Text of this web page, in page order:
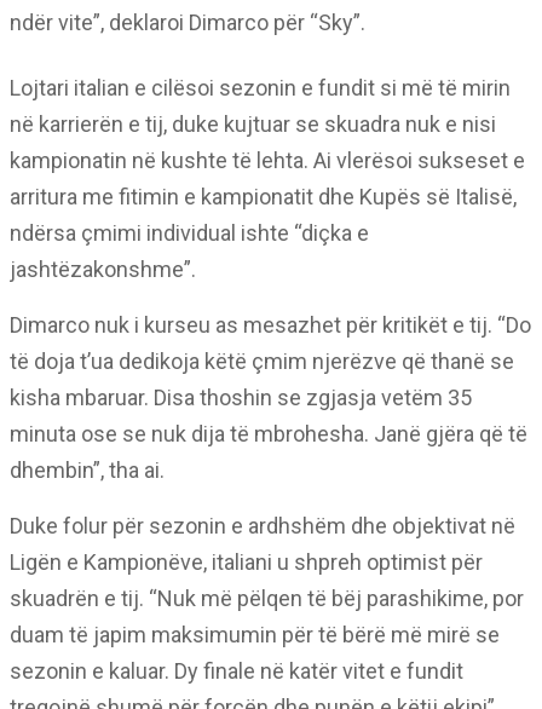
ndër vite”, deklaroi Dimarco për “Sky”.
Lojtari italian e cilësoi sezonin e fundit si më të mirin
në karrierën e tij, duke kujtuar se skuadra nuk e nisi
kampionatin në kushte të lehta. Ai vlerësoi sukseset e
arritura me fitimin e kampionatit dhe Kupës së Italisë,
ndërsa çmimi individual ishte “diçka e
jashtëzakonshme”.
Dimarco nuk i kurseu as mesazhet për kritikët e tij. “Do
të doja t’ua dedikoja këtë çmim njerëzve që thanë se
kisha mbaruar. Disa thoshin se zgjasja vetëm 35
minuta ose se nuk dija të mbrohesha. Janë gjëra që të
dhembin”, tha ai.
Duke folur për sezonin e ardhshëm dhe objektivat në
Ligën e Kampionëve, italiani u shpreh optimist për
skuadrën e tij. “Nuk më pëlqen të bëj parashikime, por
duam të japim maksimumin për të bërë më mirë se
sezonin e kaluar. Dy finale në katër vitet e fundit